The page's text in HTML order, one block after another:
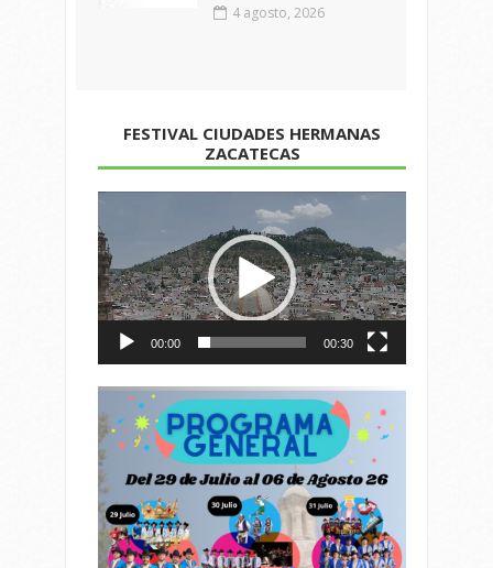
4 agosto, 2026
FESTIVAL CIUDADES HERMANAS
ZACATECAS
de
vídeo
00:00 00:30